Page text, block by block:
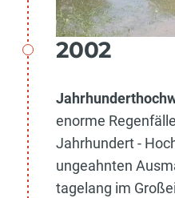
2002
enorme
Jahrhundert -
ungeahnten
tagelang im